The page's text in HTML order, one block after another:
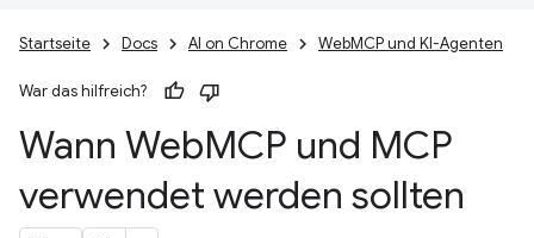
Startseite Docs AI on Chrome WebMCP und KI-Agenten
War das hilfreich?
Wann WebMCP und MCP
verwendet werden sollten